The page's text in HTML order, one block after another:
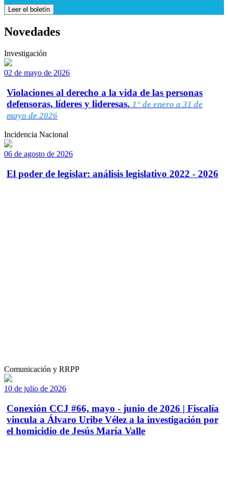
Leer el boletín
Novedades
Investigación
02 de mayo de 2026
Violaciones al derecho a la vida de las personas
defensoras, líderes y lideresas. 1° de enero a 31 de
mayo de 2026
Incidencia Nacional
06 de agosto de 2026
El poder de legislar: análisis legislativo 2022 - 2026
Comunicación y RRPP
10 de julio de 2026
Conexión CCJ #66, mayo - junio de 2026 | Fiscalía
vincula a Álvaro Uribe Vélez a la investigación por
el homicidio de Jesús María Valle